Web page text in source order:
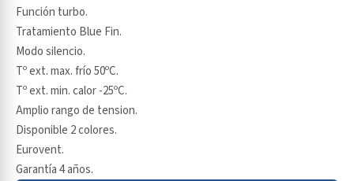
Función turbo.
Tratamiento Blue Fin.
Modo silencio.
Tº ext. max. frío 50ºC.
Tº ext. min. calor -25ºC.
Amplio rango de tension.
Disponible 2 colores.
Eurovent.
Garantía 4 años.